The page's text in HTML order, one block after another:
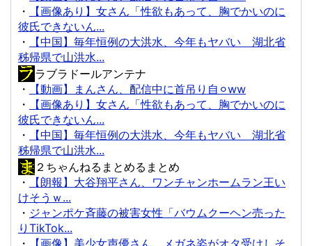
・
【画像あり】女さん「性欲もあって、胸でかいのに
彼氏できないん...
・
【中国】毎年恒例の大洪水、今年もヤバい 湖北省
秭帰県で山洪水...
ラブラドールアンテナ
・
【動画】まんさん、配信中に首吊り自⚪︎ww
・
【画像あり】女さん「性欲もあって、胸でかいのに
彼氏できないん...
・
【中国】毎年恒例の大洪水、今年もヤバい 湖北省
秭帰県で山洪水...
２ちゃんねるまとめるまとめ
・
【朗報】大谷翔平さん、ワンチャンホームラン王い
けそうｗ...
・ ジャンポケ斉藤の被害女性「バウムクーヘン売った
りTikTok...
・
【画像】美少女声優さん、メガネ姿がオタ受けしそ